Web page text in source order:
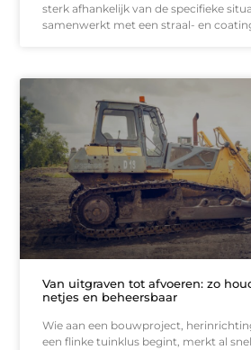
sterk afhankelijk van de specifieke
samenwerkt met een straal- en
Van uitgraven tot afvoeren: zo
netjes en beheersbaar
Wie aan een bouwproject,
een flinke tuinklus begint, merkt al